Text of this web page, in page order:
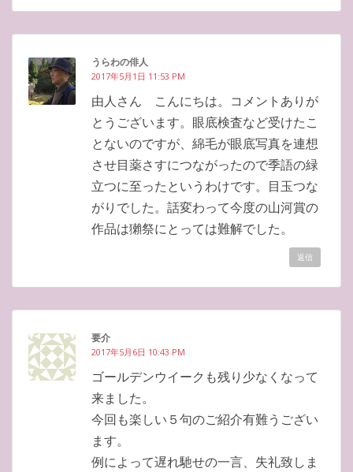
うらわの俳人
2017年5月1日 11:53 PM
由人さん こんにちは。コメントありが
とうございます。眼底検査など受けたこ
とないのですが、綿毛が眼底写真を連想
させ目薬さすにつながったので季語の緑
立つに至ったというわけです。目玉つな
がりでした。話変わって今度の山河賞の
作品は獺祭にとっては難解でした。
返信
要介
2017年5月6日 10:43 PM
ゴールデンウイークも残り少なくなって
来ました。
今回も楽しい５句のご紹介有難うござい
ます。
例によって遅れ馳せの一言、失礼致しま